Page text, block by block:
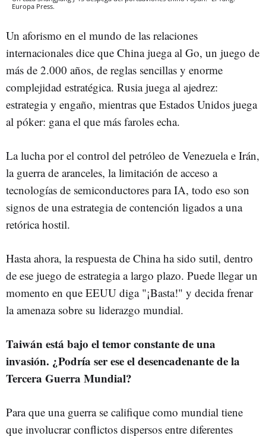
Europa Press.
Un aforismo en el mundo de las relaciones
internacionales dice que China juega al Go, un juego de
más de 2.000 años, de reglas sencillas y enorme
complejidad estratégica. Rusia juega al ajedrez:
estrategia y engaño, mientras que Estados Unidos juega
al póker: gana el que más faroles echa.
La lucha por el control del petróleo de Venezuela e Irán,
la guerra de aranceles, la limitación de acceso a
tecnologías de semiconductores para IA, todo eso son
signos de una estrategia de contención ligados a una
retórica hostil.
Hasta ahora, la respuesta de China ha sido sutil, dentro
de ese juego de estrategia a largo plazo. Puede llegar un
momento en que EEUU diga "¡Basta!" y decida frenar
la amenaza sobre su liderazgo mundial.
Taiwán está bajo el temor constante de una
invasión. ¿Podría ser ese el desencadenante de la
Tercera Guerra Mundial?
Para que una guerra se califique como mundial tiene
que involucrar conflictos dispersos entre diferentes